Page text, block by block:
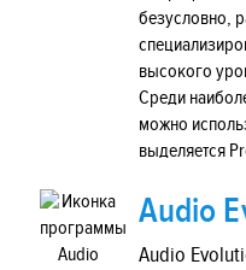
безусловно,
высокого
Среди
можно
выделяется
Audio
Audio